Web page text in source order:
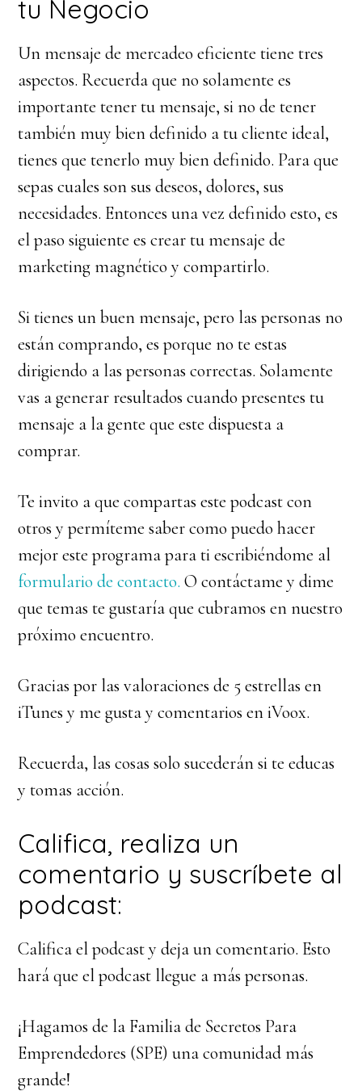
tu Negocio
Un mensaje de mercadeo eficiente tiene tres
aspectos. Recuerda que no solamente es
importante tener tu mensaje, si no de tener
también muy bien definido a tu cliente ideal,
tienes que tenerlo muy bien definido. Para que
sepas cuales son sus deseos, dolores, sus
necesidades. Entonces una vez definido esto, es
el paso siguiente es crear tu mensaje de
marketing magnético y compartirlo.
Si tienes un buen mensaje, pero las personas no
están comprando, es porque no te estas
dirigiendo a las personas correctas. Solamente
vas a generar resultados cuando presentes tu
mensaje a la gente que este dispuesta a
comprar.
Te invito a que compartas este podcast con
otros y permíteme saber como puedo hacer
mejor este programa para ti escribiéndome al
formulario de contacto.O contáctame y dime
que temas te gustaría que cubramos en nuestro
próximo encuentro.
Gracias por las valoraciones de 5 estrellas en
iTunes y me gusta y comentarios en iVoox.
Recuerda, las cosas solo sucederán si te educas
y tomas acción.
Califica, realiza un
comentario y suscríbete al
podcast:
Califica el podcast y deja un comentario. Esto
hará que el podcast llegue a más personas.
¡Hagamos de la Familia de Secretos Para
Emprendedores (SPE) una comunidad más
grande!